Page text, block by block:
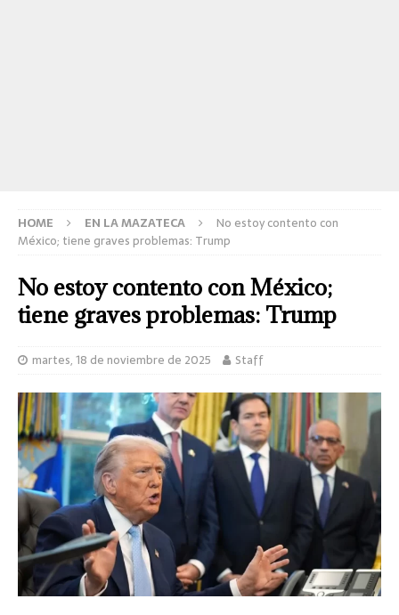
HOME EN LA MAZATECA
No estoy contento con
México; tiene graves problemas: Trump
No estoy contento con México;
tiene graves problemas: Trump
martes, 18 de noviembre de 2025 Staff